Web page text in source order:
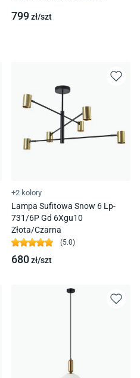
799zł/szt
+2 kolory
Lampa Sufitowa Snow 6 Lp-
731/6P Gd 6Xgu10
Złota/Czarna
(5.0)
680zł/szt